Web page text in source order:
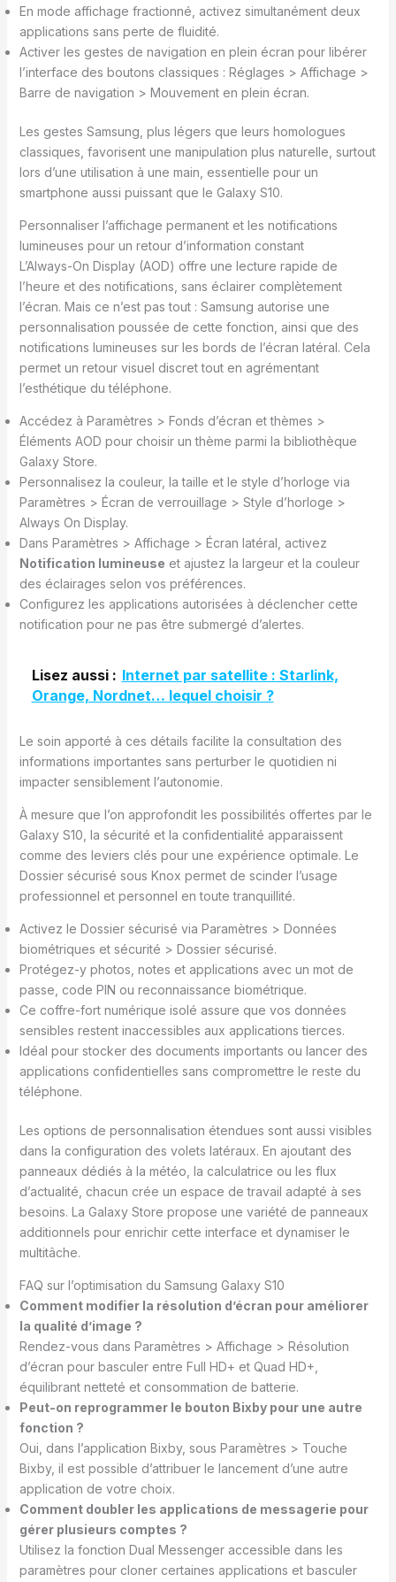
En mode affichage fractionné, activez simultanément deux
applications sans perte de fluidité.
Activer les gestes de navigation en plein écran pour libérer
l’interface des boutons classiques : Réglages > Affichage >
Barre de navigation > Mouvement en plein écran.
Les gestes Samsung, plus légers que leurs homologues
classiques, favorisent une manipulation plus naturelle, surtout
lors d’une utilisation à une main, essentielle pour un
smartphone aussi puissant que le Galaxy S10.
Personnaliser l’affichage permanent et les notifications
lumineuses pour un retour d’information constant
L’Always-On Display (AOD) offre une lecture rapide de
l’heure et des notifications, sans éclairer complètement
l’écran. Mais ce n’est pas tout : Samsung autorise une
personnalisation poussée de cette fonction, ainsi que des
notifications lumineuses sur les bords de l’écran latéral. Cela
permet un retour visuel discret tout en agrémentant
l’esthétique du téléphone.
Accédez à Paramètres > Fonds d’écran et thèmes >
Éléments AOD pour choisir un thème parmi la bibliothèque
Galaxy Store.
Personnalisez la couleur, la taille et le style d’horloge via
Paramètres > Écran de verrouillage > Style d’horloge >
Always On Display.
Dans Paramètres > Affichage > Écran latéral, activez
Notification lumineuse et ajustez la largeur et la couleur
des éclairages selon vos préférences.
Configurez les applications autorisées à déclencher cette
notification pour ne pas être submergé d’alertes.
Lisez aussi : Internet par satellite : Starlink,
Orange, Nordnet… lequel choisir ?
Le soin apporté à ces détails facilite la consultation des
informations importantes sans perturber le quotidien ni
impacter sensiblement l’autonomie.
À mesure que l’on approfondit les possibilités offertes par le
Galaxy S10, la sécurité et la confidentialité apparaissent
comme des leviers clés pour une expérience optimale. Le
Dossier sécurisé sous Knox permet de scinder l’usage
professionnel et personnel en toute tranquillité.
Activez le Dossier sécurisé via Paramètres > Données
biométriques et sécurité > Dossier sécurisé.
Protégez-y photos, notes et applications avec un mot de
passe, code PIN ou reconnaissance biométrique.
Ce coffre-fort numérique isolé assure que vos données
sensibles restent inaccessibles aux applications tierces.
Idéal pour stocker des documents importants ou lancer des
applications confidentielles sans compromettre le reste du
téléphone.
Les options de personnalisation étendues sont aussi visibles
dans la configuration des volets latéraux. En ajoutant des
panneaux dédiés à la météo, la calculatrice ou les flux
d’actualité, chacun crée un espace de travail adapté à ses
besoins. La Galaxy Store propose une variété de panneaux
additionnels pour enrichir cette interface et dynamiser le
multitâche.
FAQ sur l’optimisation du Samsung Galaxy S10
Comment modifier la résolution d’écran pour améliorer
la qualité d’image ?
Rendez-vous dans Paramètres > Affichage > Résolution
d’écran pour basculer entre Full HD+ et Quad HD+,
équilibrant netteté et consommation de batterie.
Peut-on reprogrammer le bouton Bixby pour une autre
fonction ?
Oui, dans l’application Bixby, sous Paramètres > Touche
Bixby, il est possible d’attribuer le lancement d’une autre
application de votre choix.
Comment doubler les applications de messagerie pour
gérer plusieurs comptes ?
Utilisez la fonction Dual Messenger accessible dans les
paramètres pour cloner certaines applications et basculer